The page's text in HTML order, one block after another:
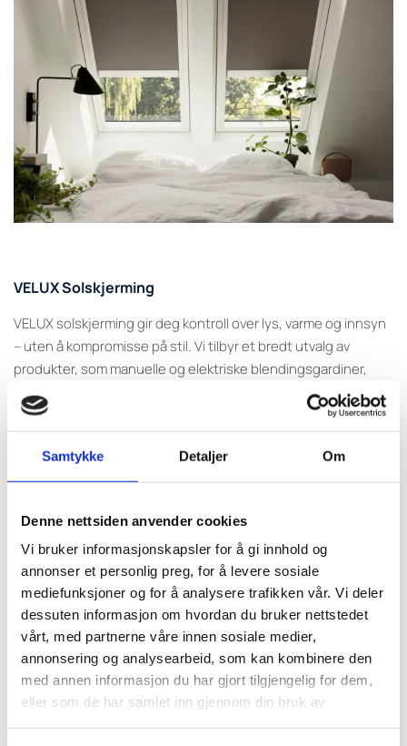
Samtykke Detaljer Om
Denne nettsiden anvender cookies
Vi bruker informasjonskapsler for å gi innhold og
annonser et personlig preg, for å levere sosiale
mediefunksjoner og for å analysere trafikken vår. Vi deler
dessuten informasjon om hvordan du bruker nettstedet
vårt, med partnerne våre innen sosiale medier,
annonsering og analysearbeid, som kan kombinere den
med annen informasjon du har gjort tilgjengelig for dem,
eller som de har samlet inn gjennom din bruk av
VELUX Solskjerming
VELUX solskjerming gir deg kontroll over lys, varme og innsyn
– uten å kompromisse på stil. Vi tilbyr et bredt utvalg av
produkter, som manuelle og elektriske blendingsgardiner,
lystette rullegardiner, persienner og utvendige screen-
gardiner som reduserer varmeinnslipp om sommeren. Alle
løsninger er skreddersydd til din vindustype, og kan enkelt
integreres med VELUX sitt smarthus-system. Perfekt for deg
som vil ha komfort, kontroll og stil i ett.